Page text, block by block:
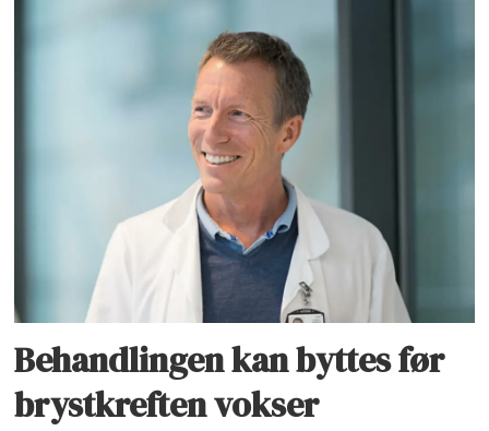
Behandlingen kan byttes før
brystkreften vokser